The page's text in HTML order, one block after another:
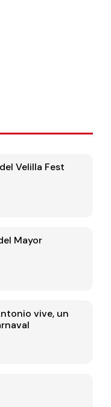
Velilla Fest
Mayor
vive, un